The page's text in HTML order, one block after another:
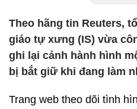
Theo hãng tin Reuters,
giáo tự xưng (IS) vừa
ghi lại cảnh hành hình
bị bắt giữ khi đang làm
Trang web theo dõi tình